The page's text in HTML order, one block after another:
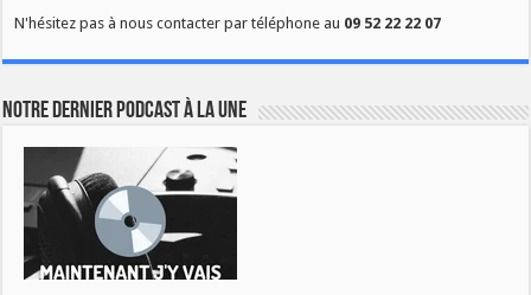
N'hésitez pas à nous contacter par téléphone au 09 52 22 22 07
Notre dernier podcast à la une